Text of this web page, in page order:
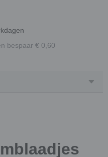
bespaar € 0,60